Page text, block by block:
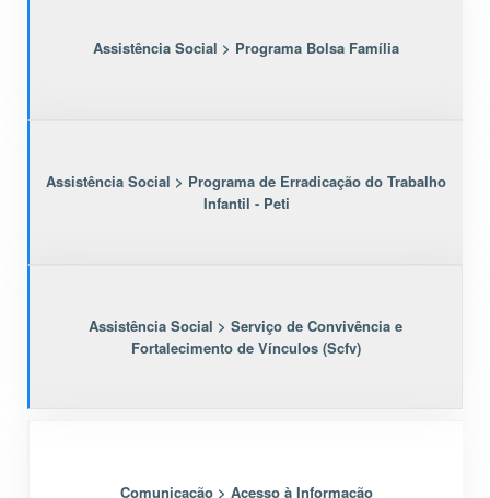
Assistência Social > Programa Bolsa Família
Assistência Social > Programa de Erradicação do Trabalho
Infantil - Peti
Assistência Social > Serviço de Convivência e
Fortalecimento de Vínculos (Scfv)
Comunicação > Acesso à Informação